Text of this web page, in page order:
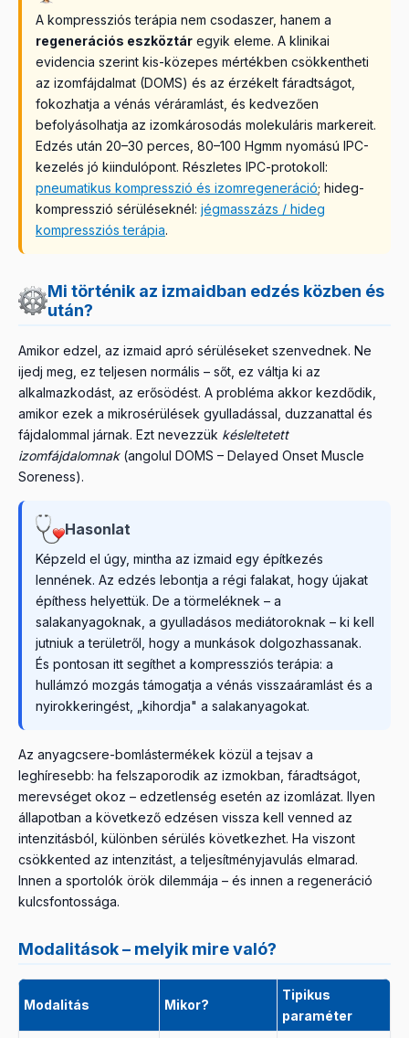
A kompressziós terápia nem csodaszer, hanem a
regenerációs eszköztár egyik eleme. A klinikai
evidencia szerint kis-közepes mértékben csökkentheti
az izomfájdalmat (DOMS) és az érzékelt fáradtságot,
fokozhatja a vénás véráramlást, és kedvezően
befolyásolhatja az izomkárosodás molekuláris markereit.
Edzés után 20–30 perces, 80–100 Hgmm nyomású IPC-
kezelés jó kiindulópont. Részletes IPC-protokoll:
pneumatikus kompresszió és izomregeneráció; hideg-
kompresszió sérüléseknél: jégmasszázs / hideg
kompressziós terápia.
Mi történik az izmaidban edzés közben és
után?
Amikor edzel, az izmaid apró sérüléseket szenvednek. Ne
ijedj meg, ez teljesen normális – sőt, ez váltja ki az
alkalmazkodást, az erősödést. A probléma akkor kezdődik,
amikor ezek a mikrosérülések gyulladással, duzzanattal és
fájdalommal járnak. Ezt nevezzük késleltetett
izomfájdalomnak(angolul DOMS – Delayed Onset Muscle
Soreness).
Hasonlat
Képzeld el úgy, mintha az izmaid egy építkezés
lennének. Az edzés lebontja a régi falakat, hogy újakat
építhess helyettük. De a törmeléknek – a
salakanyagoknak, a gyulladásos mediátoroknak – ki kell
jutniuk a területről, hogy a munkások dolgozhassanak.
És pontosan itt segíthet a kompressziós terápia: a
hullámzó mozgás támogatja a vénás visszaáramlást és a
nyirokkeringést, „kihordja" a salakanyagokat.
Az anyagcsere-bomlástermékek közül a tejsav a
leghíresebb: ha felszaporodik az izmokban, fáradtságot,
merevséget okoz – edzetlenség esetén az izomlázat. Ilyen
állapotban a következő edzésen vissza kell venned az
intenzitásból, különben sérülés következhet. Ha viszont
csökkented az intenzitást, a teljesítményjavulás elmarad.
Innen a sportolók örök dilemmája – és innen a regeneráció
kulcsfontossága.
Modalitások – melyik mire való?
Modalitás Mikor?
Tipikus
paraméter